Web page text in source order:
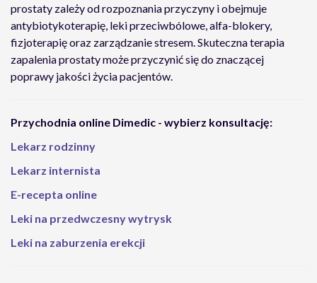
prostaty zależy od rozpoznania przyczyny i obejmuje
antybiotykoterapię, leki przeciwbólowe, alfa-blokery,
fizjoterapię oraz zarządzanie stresem. Skuteczna terapia
zapalenia prostaty może przyczynić się do znaczącej
poprawy jakości życia pacjentów.
Przychodnia online Dimedic - wybierz konsultację:
Lekarz rodzinny
Lekarz internista
E-recepta online
Leki na przedwczesny wytrysk
Leki na zaburzenia erekcji